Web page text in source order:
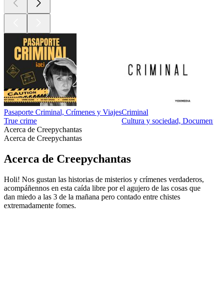
Pasaporte Criminal, Crímenes y Viajes
True crime
Criminal
Cultura y sociedad,
Acerca de Creepychantas
Acerca de Creepychantas
Acerca de Creepychantas
Holi! Nos gustan las historias de misterios y crímenes verdaderos,
acompáñennos en esta caída libre por el agujero de las cosas que
dan miedo a las 3 de la mañana pero contado entre chistes
extremadamente fomes.